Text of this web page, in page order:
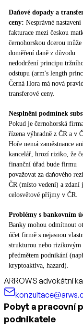
Daňové dopady a
ceny: Nesprávné nastavení
fakturace mezi českou
černohorskou dcerou
doměření daně z důvodu
nedodržení principu
odstupu (arm's length
Černá Hora má nová
transferové ceny.
Nesplnění podmínek
Pokud je černohorská
řízena výhradně z ČR a v
Hoře nemá zaměstnance
kancelář, hrozí riziko, že
finanční úřad bude firmu
považovat za daňového
ČR (místo vedení) a zdaní
celosvětové příjmy v ČR.
Problémy s bankovním
Banky mohou odmítnout
účet firmě s nejasnou
strukturou nebo rizikovým
předmětem podnikání
kryptoaktiva, hazard).
ARROWS advokátní
Pobyt a pracovní
podnikatele